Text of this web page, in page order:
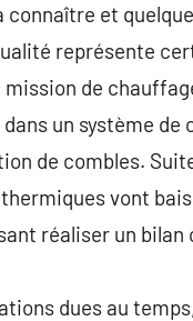
connaître et
représente
de
dans un système
de combles.
thermiques vont
réaliser un bilan
dues au